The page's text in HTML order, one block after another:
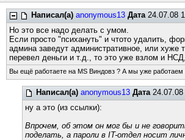
Написал(а) anonymous13 Дата24.07.08
Но это все надо делать с умом.
Если просто "психануть" и чтото удалить,
админа заведут административное, или хуже
перевел деньги и т.д., то это уже взлом и
Вы ещё работаете на MS Виндовз ? А мы уже работаем
Написал(а) anonymous13 Дата24.07.08
ну а это (из ссылки):
Впрочем, об этом он мог бы и не
поделать, а пароли в IT-отдел носит